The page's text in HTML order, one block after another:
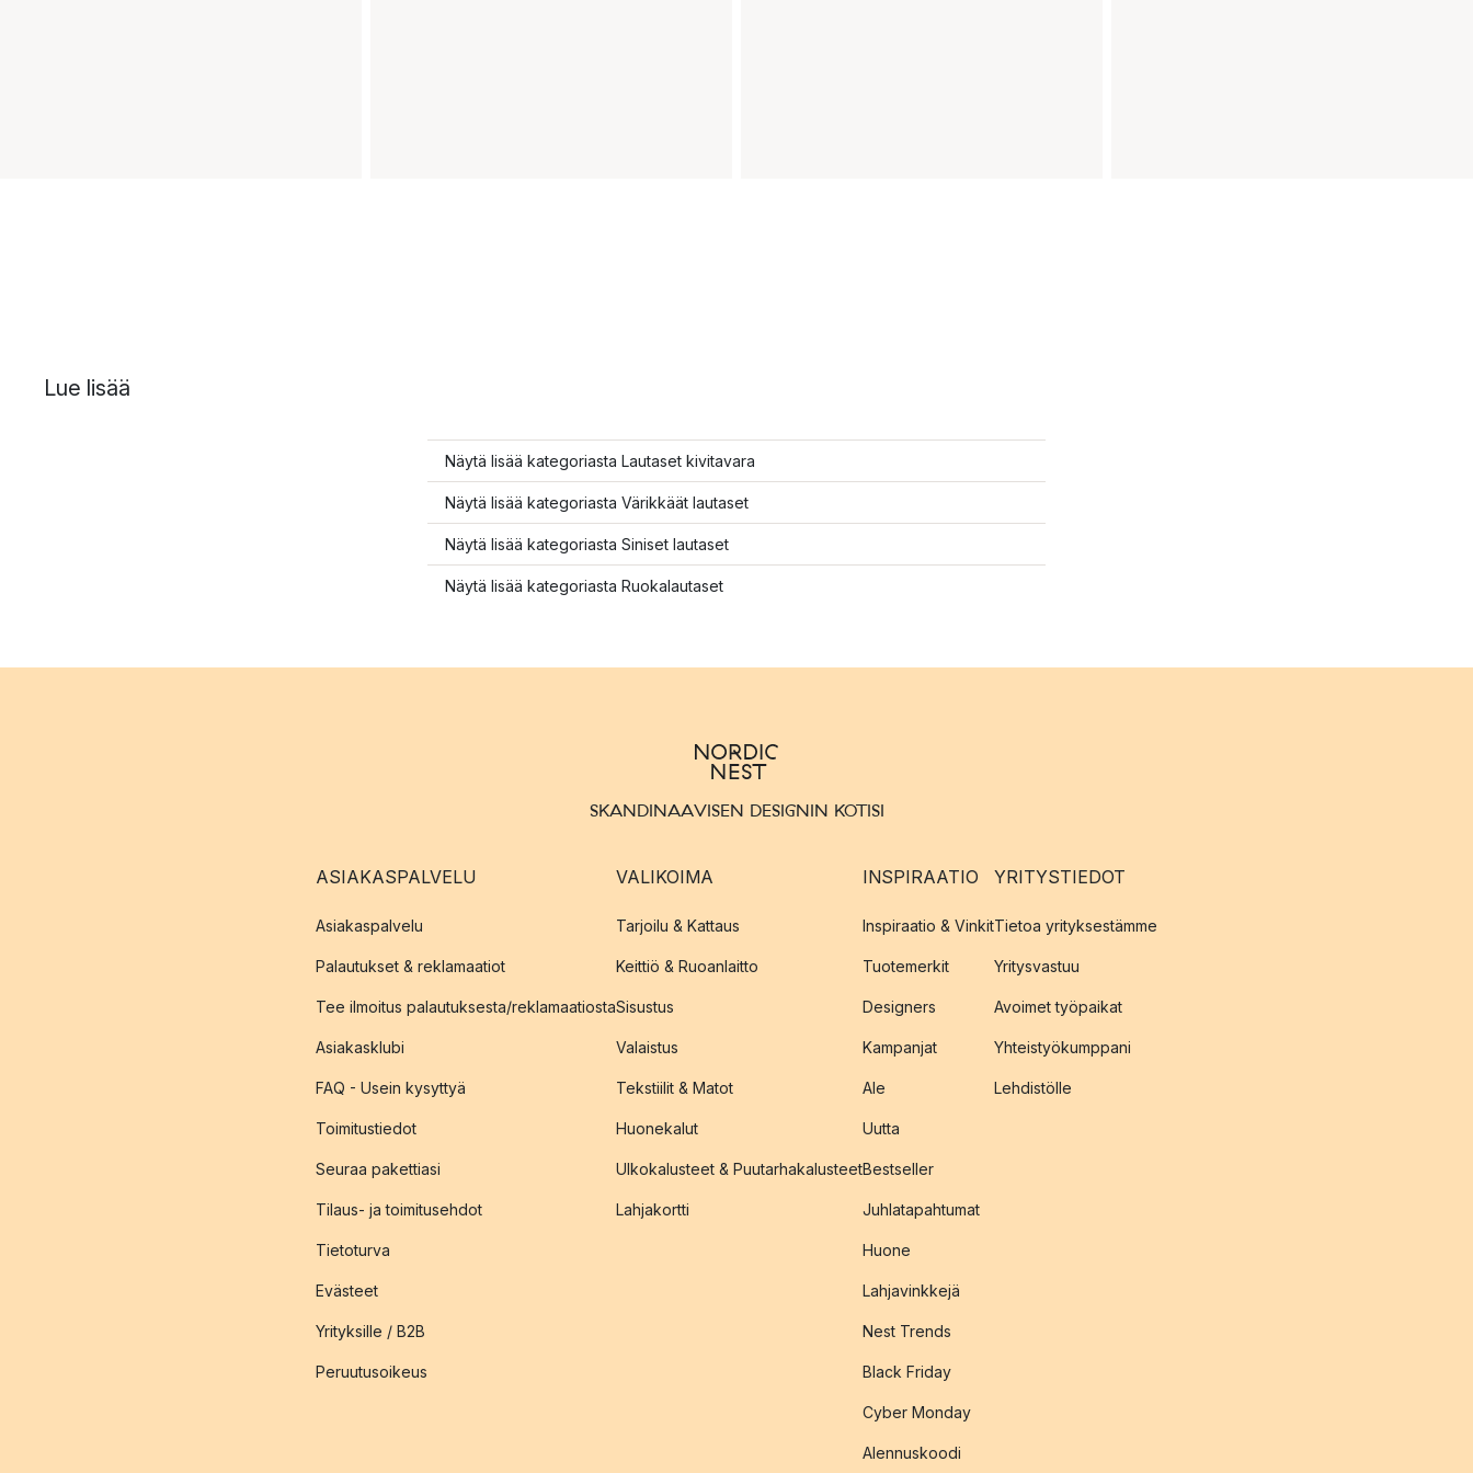
Lue lisää
Näytä lisää kategoriasta Lautaset kivitavara
Näytä lisää kategoriasta Värikkäät lautaset
Näytä lisää kategoriasta Siniset lautaset
Näytä lisää kategoriasta Ruokalautaset
SKANDINAAVISEN DESIGNIN KOTISI
ASIAKASPALVELU
Asiakaspalvelu
Palautukset & reklamaatiot
Tee ilmoitus palautuksesta/reklamaatiosta
Asiakasklubi
FAQ - Usein kysyttyä
Toimitustiedot
Seuraa pakettiasi
Tilaus- ja toimitusehdot
Tietoturva
Evästeet
Yrityksille / B2B
Peruutusoikeus
VALIKOIMA
Tarjoilu & Kattaus
Keittiö & Ruoanlaitto
Sisustus
Valaistus
Tekstiilit & Matot
Huonekalut
Ulkokalusteet & Puutarhakalusteet
Lahjakortti
INSPIRAATIO
Inspiraatio & Vinkit
Tuotemerkit
Designers
Kampanjat
Ale
Uutta
Bestseller
Juhlatapahtumat
Huone
Lahjavinkkejä
Nest Trends
Black Friday
Cyber Monday
Alennuskoodi
YRITYSTIEDOT
Tietoa yrityksestämme
Yritysvastuu
Avoimet työpaikat
Yhteistyökumppani
Lehdistölle